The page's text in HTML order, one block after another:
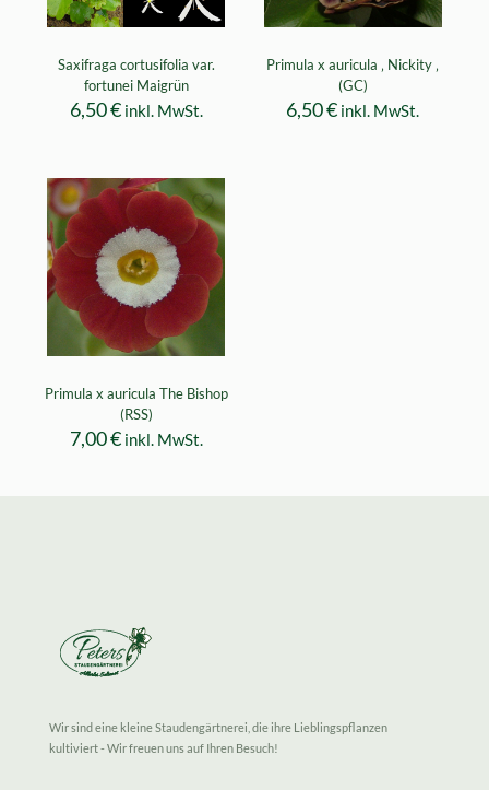
Saxifraga cortusifolia var.
fortunei Maigrün
6,50€ inkl. MwSt.
Primula x auricula ‚ Nickity ‚
(GC)
6,50€ inkl. MwSt.
Primula x auricula The Bishop
(RSS)
7,00€ inkl. MwSt.
Wir sind eine kleine Staudengärtnerei, die ihre Lieblingspflanzen
kultiviert - Wir freuen uns auf Ihren Besuch!